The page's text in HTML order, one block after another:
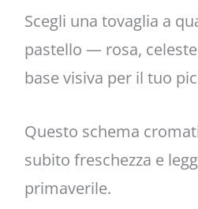
Scegli una tovaglia a
pastello — rosa,
base visiva per il tuo
Questo schema
subito freschezza e
primaverile.